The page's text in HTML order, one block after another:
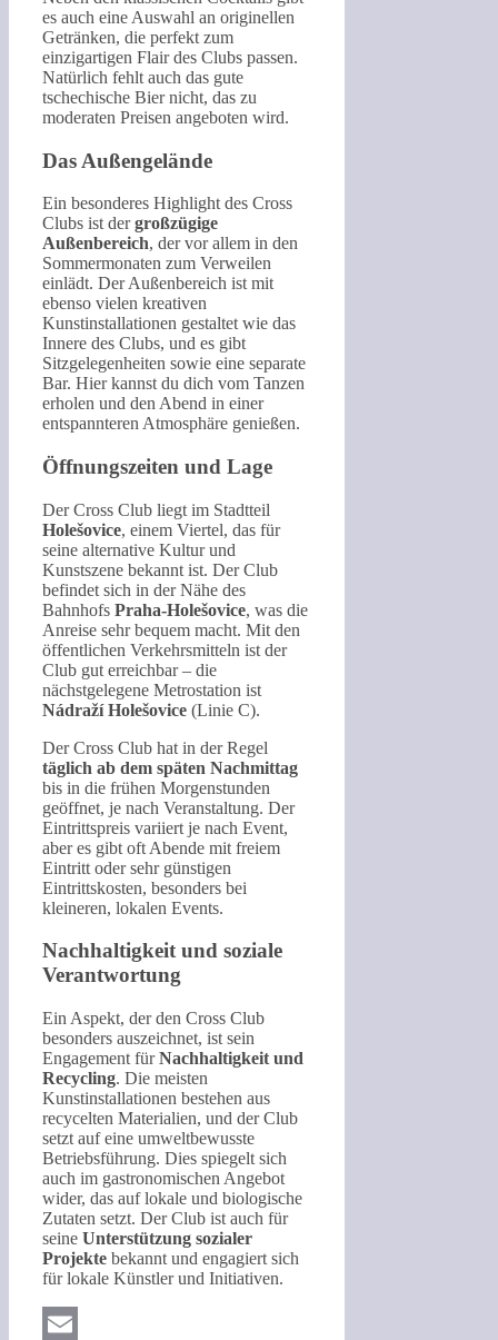
es auch eine Auswahl an originellen
Getränken, die perfekt zum
einzigartigen Flair des Clubs passen.
Natürlich fehlt auch das gute
tschechische Bier nicht, das zu
moderaten Preisen angeboten wird.
Das Außengelände
Ein besonderes Highlight des Cross
Clubs ist dergroßzügige
Außenbereich, der vor allem in den
Sommermonaten zum Verweilen
einlädt. Der Außenbereich ist mit
ebenso vielen kreativen
Kunstinstallationen gestaltet wie das
Innere des Clubs, und es gibt
Sitzgelegenheiten sowie eine separate
Bar. Hier kannst du dich vom Tanzen
erholen und den Abend in einer
entspannteren Atmosphäre genießen.
Öffnungszeiten und Lage
Der Cross Club liegt im Stadtteil
Holešovice, einem Viertel, das für
seine alternative Kultur und
Kunstszene bekannt ist. Der Club
befindet sich in der Nähe des
Bahnhofs Praha-Holešovice, was die
Anreise sehr bequem macht. Mit den
öffentlichen Verkehrsmitteln ist der
Club gut erreichbar – die
nächstgelegene Metrostation ist
Nádraží Holešovice (Linie C).
Der Cross Club hat in der Regel
täglich ab dem späten Nachmittag
bis in die frühen Morgenstunden
geöffnet, je nach Veranstaltung. Der
Eintrittspreis variiert je nach Event,
aber es gibt oft Abende mit freiem
Eintritt oder sehr günstigen
Eintrittskosten, besonders bei
kleineren, lokalen Events.
Nachhaltigkeit und soziale
Verantwortung
Ein Aspekt, der den Cross Club
besonders auszeichnet, ist sein
Engagement fürNachhaltigkeit und
Recycling. Die meisten
Kunstinstallationen bestehen aus
recycelten Materialien, und der Club
setzt auf eine umweltbewusste
Betriebsführung. Dies spiegelt sich
auch im gastronomischen Angebot
wider, das auf lokale und biologische
Zutaten setzt. Der Club ist auch für
seine Unterstützung sozialer
Projekte bekannt und engagiert sich
für lokale Künstler und Initiativen.